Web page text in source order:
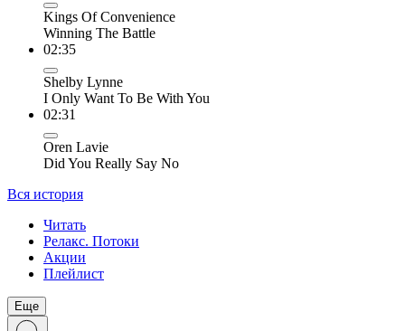
Kings Of Convenience
Winning The Battle
02:35
Shelby Lynne
I Only Want To Be With You
02:31
Oren Lavie
Did You Really Say No
Вся история
Читать
Релакс. Потоки
Акции
Плейлист
Еще